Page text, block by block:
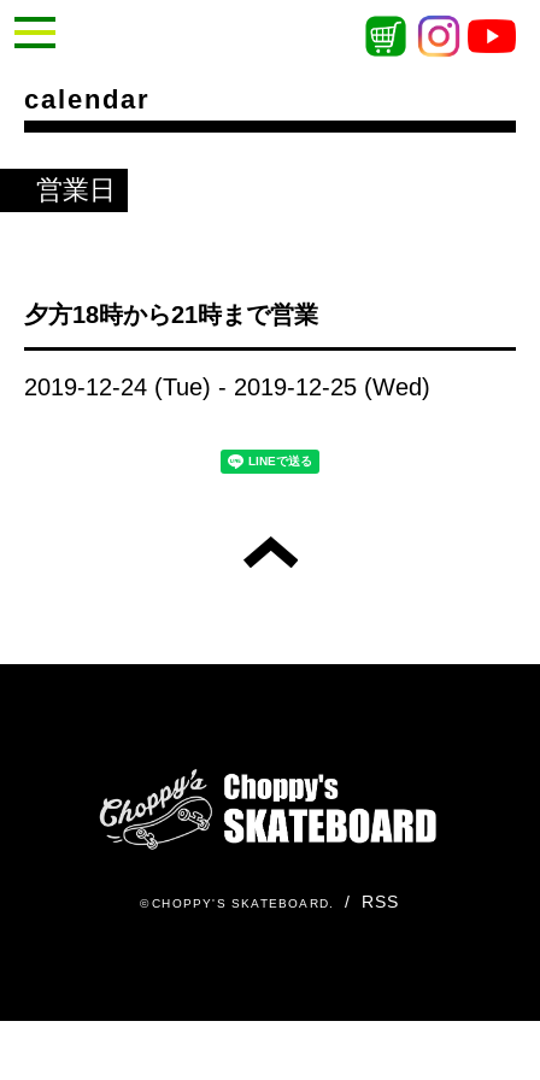
calendar
営業日
夕方18時から21時まで営業
2019-12-24 (Tue) - 2019-12-25 (Wed)
©CHOPPY'S SKATEBOARD. / RSS